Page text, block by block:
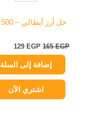
خل أرز أيطالي – 500 ملي
165EGP
129 EGP
إضافة إلى السلة
اشتري الآن